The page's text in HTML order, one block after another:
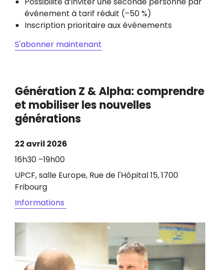
événement à tarif réduit (–50 %)
Inscription prioritaire aux événements
S'abonner maintenant
Génération Z & Alpha: comprendre
et mobiliser les nouvelles
générations
22 avril 2026
16h30 –19h00
UPCF, salle Europe, Rue de l'Hôpital 15, 1700
Fribourg
Informations